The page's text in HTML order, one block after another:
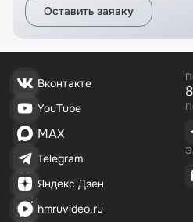
Оставить заявку
Вконтакте
YouTube
MAX
Telegram
Яндекс Дзен
hmruvideo.ru